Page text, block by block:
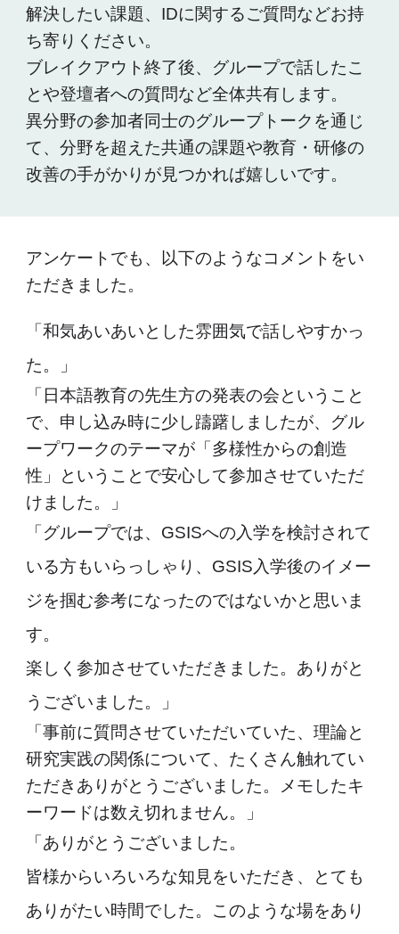
解決したい課題、IDに関するご質問などお持
ち寄りください。
ブレイクアウト終了後、グループで話したこ
とや登壇者への質問など全体共有します。
異分野の参加者同士のグループトークを通じ
て、分野を超えた共通の課題や教育・研修の
改善の手がかりが見つかれば嬉しいです。
アンケートでも、以下のようなコメントをい
ただきました。
「和気あいあいとした雰囲気で話しやすかっ
た。」
「日本語教育の先生方の発表の会ということ
で、申し込み時に少し躊躇しましたが、グル
ープワークのテーマが「多様性からの創造
性」ということで安心して参加させていただ
けました。」
「グループでは、GSISへの入学を検討されて
いる方もいらっしゃり、GSIS入学後のイメー
ジを掴む参考になったのではないかと思いま
す。
楽しく参加させていただきました。ありがと
うございました。」
「事前に質問させていただいていた、理論と
研究実践の関係について、たくさん触れてい
ただきありがとうございました。メモしたキ
ーワードは数え切れません。」
「ありがとうございました。
皆様からいろいろな知見をいただき、とても
ありがたい時間でした。このような場をあり